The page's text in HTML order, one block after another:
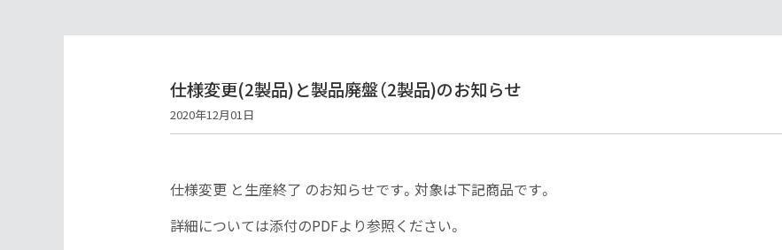
仕様変更(2製品)と製品廃盤（2製品)のお知らせ
2020年12月01日
仕様変更 と生産終了 のお知らせです。対象は下記商品です。
詳細については添付のPDFより参照ください。